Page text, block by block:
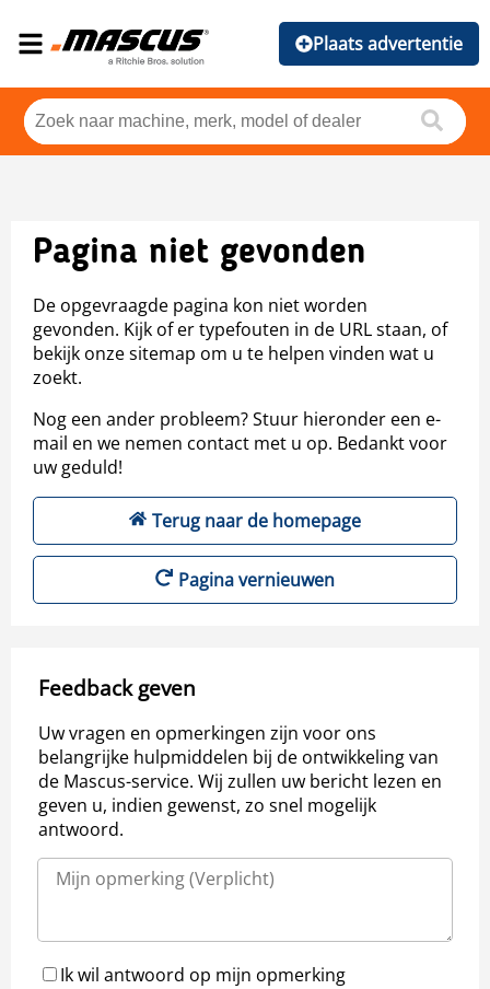
Plaats advertentie
Pagina niet gevonden
De opgevraagde pagina kon niet worden
gevonden. Kijk of er typefouten in de URL staan, of
bekijk onze sitemap om u te helpen vinden wat u
zoekt.
Nog een ander probleem? Stuur hieronder een e-
mail en we nemen contact met u op. Bedankt voor
uw geduld!
Terug naar de homepage
Pagina vernieuwen
Feedback geven
Uw vragen en opmerkingen zijn voor ons
belangrijke hulpmiddelen bij de ontwikkeling van
de Mascus-service. Wij zullen uw bericht lezen en
geven u, indien gewenst, zo snel mogelijk
antwoord.
Ik wil antwoord op mijn opmerking